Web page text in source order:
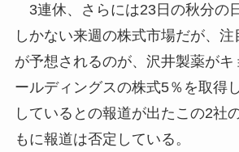
3連休、さらには23日の秋分の
しかない来週の株式市場だが、注
が予想されるのが、沢井製薬がキ
ールディングスの株式5％を取得
しているとの報道が出たこの2社
もに報道は否定している。